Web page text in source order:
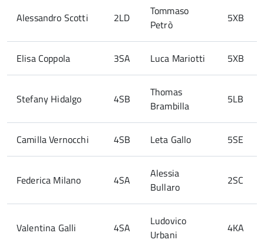
Alessandro Scotti 2LD
Tommaso
Petrò
5XB
Elisa Coppola 3SA Luca Mariotti 5XB
Stefany Hidalgo 4SB
Thomas
Brambilla
5LB
Camilla Vernocchi 4SB Leta Gallo 5SE
Federica Milano 4SA
Alessia
Bullaro
2SC
Valentina Galli 4SA
Ludovico
Urbani
4KA